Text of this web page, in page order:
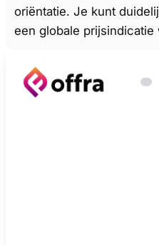
oriëntatie. Je kunt
een globale prijsindicatie